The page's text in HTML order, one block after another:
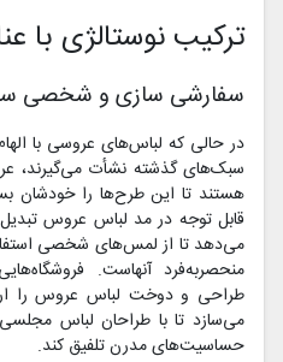
ترکیب نوستالژی با
سفارشی سازی و شخصی
در حالی که لباس‌های عروسی با
سبک‌های گذشته نشأت می‌گیرند،
هستند تا این طرح‌ها را خودشان
قابل توجه در مد لباس عروس
می‌دهد تا از لمس‌های شخصی
منحصربه‌فرد آنهاست.
طراحی و دوخت لباس عروس را
می‌سازد تا با طراحان لباس مجلسی
حساسیت‌های مدرن تلفیق کند.